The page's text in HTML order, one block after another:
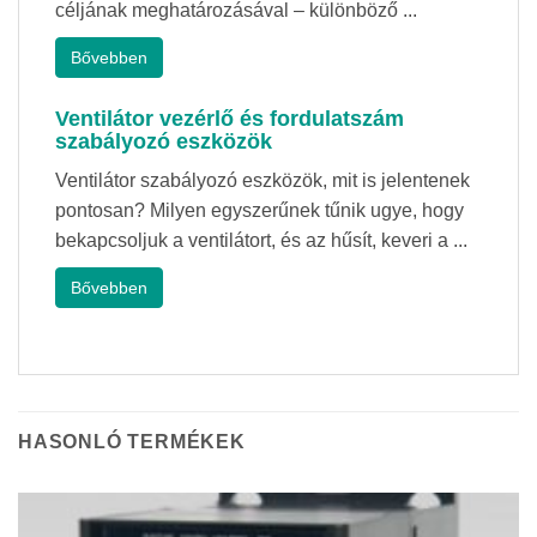
céljának meghatározásával – különböző ...
Bővebben
Ventilátor vezérlő és fordulatszám
szabályozó eszközök
Ventilátor szabályozó eszközök, mit is jelentenek
pontosan? Milyen egyszerűnek tűnik ugye, hogy
bekapcsoljuk a ventilátort, és az hűsít, keveri a ...
Bővebben
HASONLÓ TERMÉKEK